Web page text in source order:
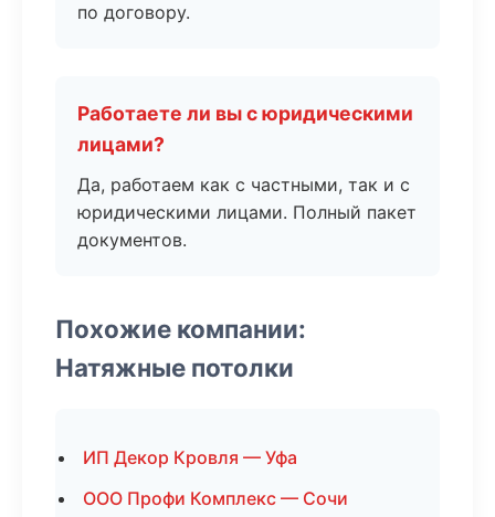
по договору.
Работаете ли вы с юридическими
лицами?
Да, работаем как с частными, так и с
юридическими лицами. Полный пакет
документов.
Похожие компании:
Натяжные потолки
ИП Декор Кровля — Уфа
ООО Профи Комплекс — Сочи